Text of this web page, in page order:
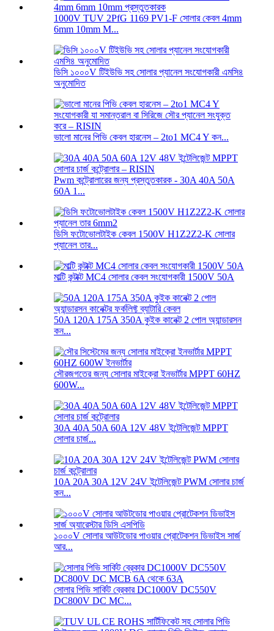
1000V TUV 2PfG 1169 PV1-F সোলার কেবল 4mm
6mm 10mm M...
ডিসি ১০০০V টিইউভি সহ সোলার প্যানেল সংযোগকারী এমসি৪
অনুমোদিত
ভালো মানের পিভি কেবল হারনেস – 2to1 MC4 Y কন...
Pwm কন্ট্রোলারের জন্য প্রস্তুতকারক - 30A 40A 50A
60A 1...
ডিসি ফটোভোলটাইক কেবল 1500V H1Z2Z2-K সোলার
প্যানেল তার...
মাল্টি কন্টাক্ট MC4 সোলার কেবল সংযোগকারী 1500V 50A
50A 120A 175A 350A কুইক কানেক্ট 2 পোল অ্যান্ডারসন
কন...
সৌরজগতের জন্য সোলার মাইক্রো ইনভার্টার MPPT 60HZ
600W...
30A 40A 50A 60A 12V 48V ইন্টেলিজেন্ট MPPT
সোলার চার্জ...
10A 20A 30A 12V 24V ইন্টেলিজেন্ট PWM সোলার চার্জ
কন...
১০০০V সোলার আউটডোর পাওয়ার প্রোটেকশন ডিভাইস সার্জ
আর...
সোলার পিভি সার্কিট ব্রেকার DC1000V DC550V
DC800V DC MC...